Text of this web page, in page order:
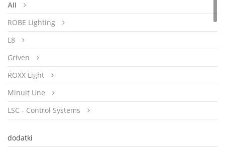
All
ROBE Lighting
L8
Griven
ROXX Light
Minuit Une
LSC - Control Systems
Avolites
dodatki